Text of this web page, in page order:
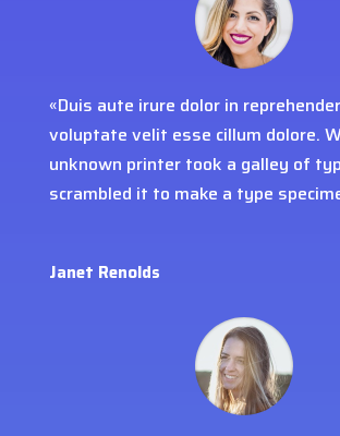
«Duis aute irure dolor in
voluptate velit esse cillum dolore.
unknown printer took a galley of
scrambled it to make a type
Janet Renolds